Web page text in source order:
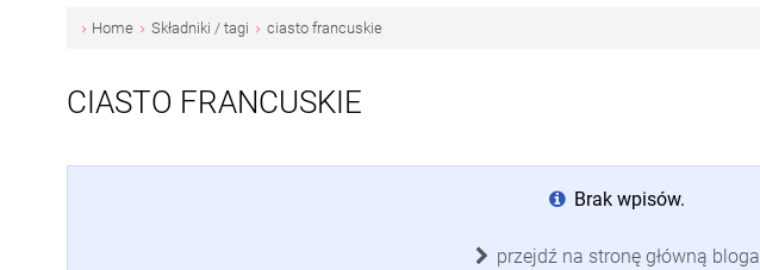
Home Składniki / tagi ciasto francuskie
CIASTO FRANCUSKIE
Brak wpisów.
przejdź na stronę główną bloga